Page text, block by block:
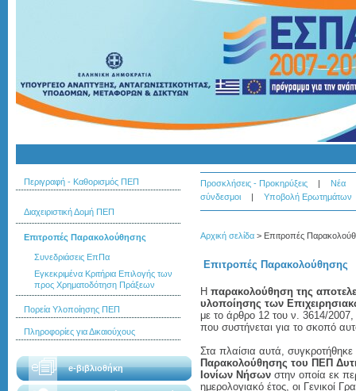
Περιγραφή - Καθορισμός ΠΕΠ
Διαχειριστική Δομή ΠΕΠ
Επιτροπές Παρακολούθησης
Συνεδριάσεις ΕπΠα
Εγκεκριμένα Κριτήρια Επιλογής των
προς Χρηματοδότηση Πράξεων
Πορεία Υλοποίησης ΠΕΠ
Πληροφορίες για Δικαιούχους
e-βιβλιοθήκη
Προσκλήσεις - Προκηρύξεις | Νέα
σύνδεσμοι
| Υποβολή Ερωτημάτων
Αρχική σελίδα > Επιτροπές
Επιτροπές Παρακολούθησης
Η παρακολούθηση της
υλοποίησης των
με το άρθρο 12 του ν. 3614/
που συστήνεται για το σκοπό
Στα πλαίσια αυτά,
Παρακολούθησης του ΠΕΠ
Ιονίων Νήσων στην οποία εκ
ημερολογιακό έτος, οι Γενικοί